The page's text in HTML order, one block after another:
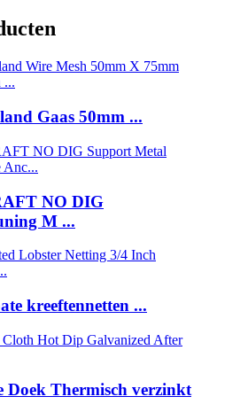
Gaas 50mm ...
NO DIG
M ...
kreeftennetten ...
Doek Thermisch verzinkt